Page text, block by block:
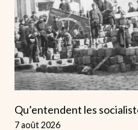
Qu’entendent les
7 août 2026